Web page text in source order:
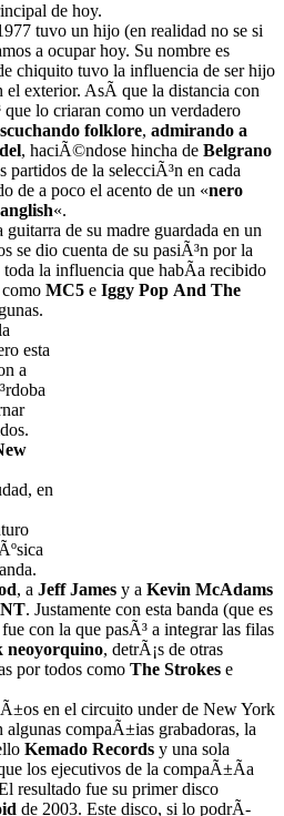
de hoy.
tuvo un hijo (en realidad no se si
a ocupar hoy. Su nombre es
chiquito tuvo la influencia de ser hijo
el exterior. AsÃ­ que la distancia con
lo criaran como un verdadero
folklore, admirando a
, haciÃ©ndose hincha de Belgrano
partidos de la selecciÃ³n en cada
de a poco el acento de un «nero
«.
guitarra de su madre guardada en un
se dio cuenta de su pasiÃ³n por la
toda la influencia que habÃ­a recibido
MC5 e Iggy Pop And The
esta
a
en
, a Jeff James y a Kevin McAdams
. Justamente con esta banda (que es
con la que pasÃ³ a integrar las filas
neoyorquino, detrÃ¡s de otras
por todos como The Strokes e
en el circuito under de New York
compaÃ±ias grabadoras, la
Kemado Records y una sola
los ejecutivos de la compaÃ±Ã­a
resultado fue su primer disco
de 2003. Este disco, si lo podrÃ­